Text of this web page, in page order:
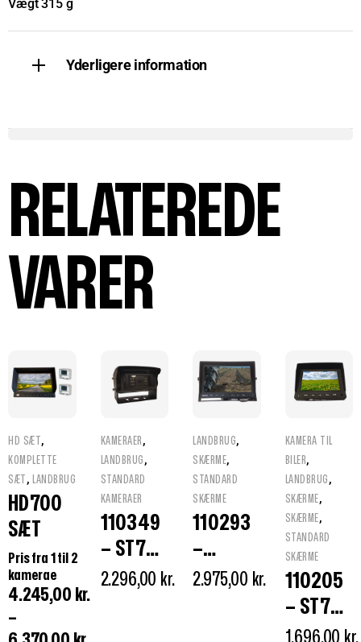
Vægt 315 g
Yderligere information
RELATEREDE
VARER
HD SÆT ,
KOMPLETTE
SÆT
,LANDBRUG
HD700
SÆT
Pris fra 1 til 2
kamerae
4.245,00 kr.
–
KAMERAER ,
LANDBRUG ,
STANDARD
KAMERAER
110349
– ST749
KAMERA
2.296,00 kr.
LANDBRUG,
SKÆRME,
STANDARD
SKÆRME
110293
–
ST1000
2.975,00 kr.
KAMERA TIL
BILER,
LANDBRUG ,
SKÆRME,
SKÆRME,
STANDARD
SKÆRME
110205
– ST705
TFT LCD
1.696,00 kr.